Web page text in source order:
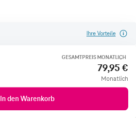
Ihre Vorteile
GESAMTPREIS MONATLICH
79,95 €
Monatlich
In den Warenkorb